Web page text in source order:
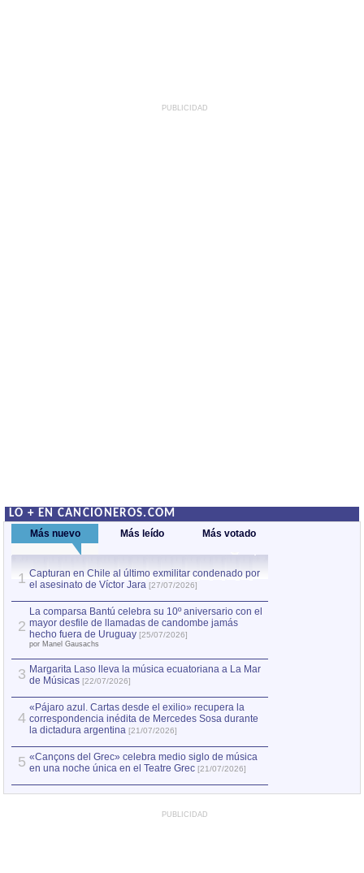
PUBLICIDAD
LO + EN CANCIONEROS.COM
Más nuevo Más leído Más votado
1 Capturan en Chile al último exmilitar condenado por
el asesinato de Víctor Jara [27/07/2026]
2
La comparsa Bantú celebra su 10º aniversario con el
mayor desfile de llamadas de candombe jamás
hecho fuera de Uruguay [25/07/2026]
por Manel Gausachs
3 Margarita Laso lleva la música ecuatoriana a La Mar
de Músicas [22/07/2026]
4
«Pájaro azul. Cartas desde el exilio» recupera la
correspondencia inédita de Mercedes Sosa durante
la dictadura argentina [21/07/2026]
5 «Cançons del Grec» celebra medio siglo de música
en una noche única en el Teatre Grec [21/07/2026]
PUBLICIDAD